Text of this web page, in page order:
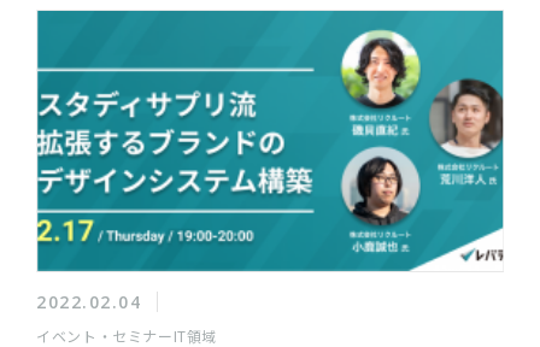
2022.02.04
イベント・セミナーIT領域